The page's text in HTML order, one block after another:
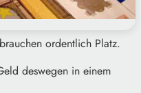
ordentlich Platz.
deswegen in einem